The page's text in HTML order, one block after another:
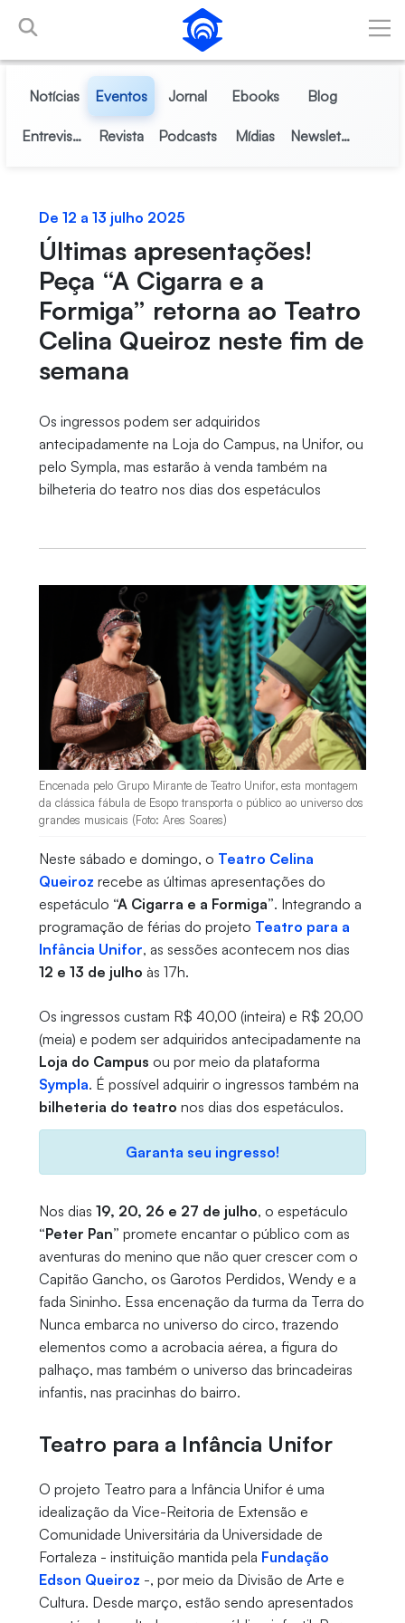
Pular para o Conteúdo principal
Notícias Eventos Jornal Ebooks Blog
Entrevistas Revista Podcasts Mídias Newsletter
De 12 a 13 julho 2025
Últimas apresentações!
Peça “A Cigarra e a
Formiga” retorna ao Teatro
Celina Queiroz neste fim de
semana
Os ingressos podem ser adquiridos
antecipadamente na Loja do Campus, na Unifor, ou
pelo Sympla, mas estarão à venda também na
bilheteria do teatro nos dias dos espetáculos
Encenada pelo Grupo Mirante de Teatro Unifor, esta montagem
da clássica fábula de Esopo transporta o público ao universo dos
grandes musicais (Foto: Ares Soares)
Neste sábado e domingo, o Teatro Celina
Queiroz recebe as últimas apresentações do
espetáculo “A Cigarra e a Formiga”. Integrando a
programação de férias do projeto Teatro para a
Infância Unifor, as sessões acontecem nos dias
12 e 13 de julho às 17h.
Os ingressos custam R$ 40,00 (inteira) e R$ 20,00
(meia) e podem ser adquiridos antecipadamente na
Loja do Campus ou por meio da plataforma
Sympla. É possível adquirir o ingressos também na
bilheteria do teatro nos dias dos espetáculos.
Garanta seu ingresso!
Nos dias 19, 20, 26 e 27 de julho, o espetáculo
“Peter Pan” promete encantar o público com as
aventuras do menino que não quer crescer com o
Capitão Gancho, os Garotos Perdidos, Wendy e a
fada Sininho. Essa encenação da turma da Terra do
Nunca embarca no universo do circo, trazendo
elementos como a acrobacia aérea, a figura do
palhaço, mas também o universo das brincadeiras
infantis, nas pracinhas do bairro.
Teatro para a Infância Unifor
O projeto Teatro para a Infância Unifor é uma
idealização da Vice-Reitoria de Extensão e
Comunidade Universitária da Universidade de
Fortaleza - instituição mantida pela Fundação
Edson Queiroz -, por meio da Divisão de Arte e
Cultura. Desde março, estão sendo apresentados